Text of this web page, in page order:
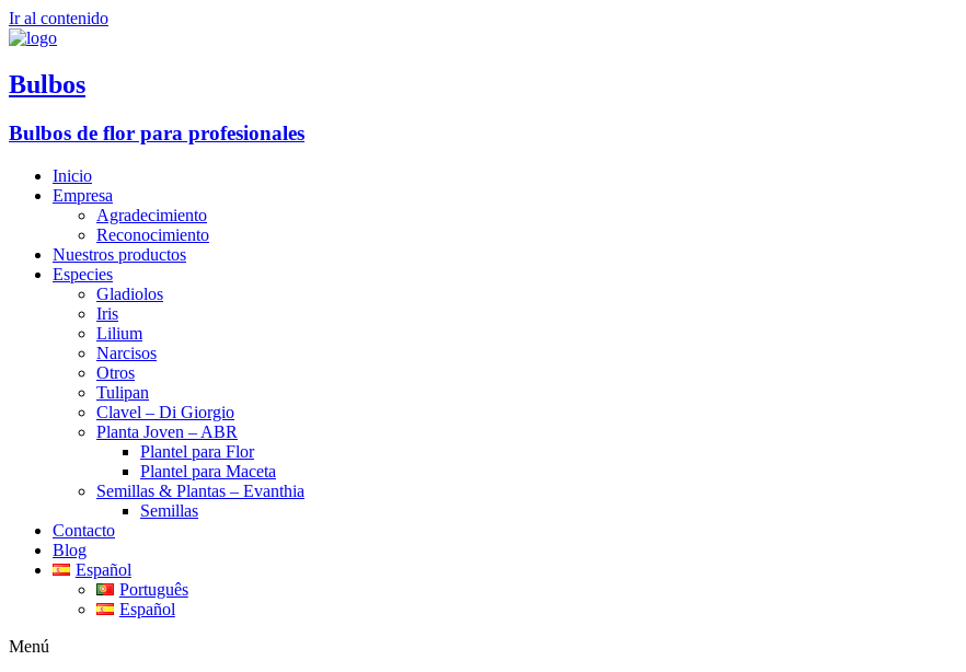
Ir al contenido
Bulbos
Bulbos de flor para profesionales
Inicio
Empresa
Agradecimiento
Reconocimiento
Nuestros productos
Especies
Gladiolos
Iris
Lilium
Narcisos
Otros
Tulipan
Clavel – Di Giorgio
Planta Joven – ABR
Plantel para Flor
Plantel para Maceta
Semillas & Plantas – Evanthia
Semillas
Contacto
Blog
Español
Português
Español
Menú